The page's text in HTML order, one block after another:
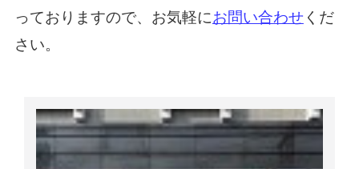
っておりますので、お気軽にお問い合わせ くだ
さい。